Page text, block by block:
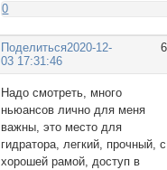
0
Поделиться2020-12-
03 17:31:46
Надо смотреть, много
ньюансов лично для меня
важны, это место для
гидратора, легкий, прочный, с
хорошей рамой, доступ в